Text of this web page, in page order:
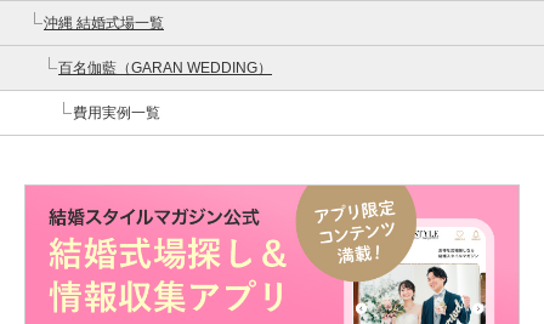
沖縄 結婚式場一覧
百名伽藍（GARAN WEDDING）
費用実例一覧